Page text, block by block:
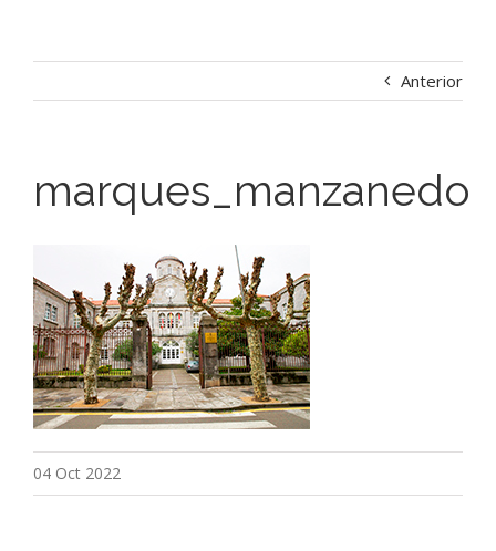
Anterior
marques_manzanedo
04 Oct 2022